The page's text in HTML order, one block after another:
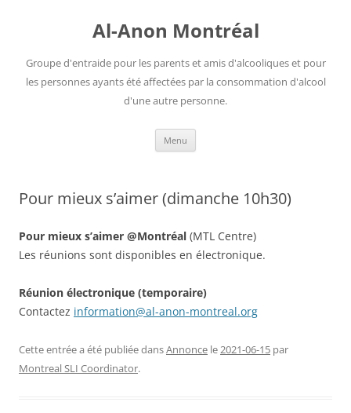
Al-Anon Montréal
Groupe d'entraide pour les parents et amis d'alcooliques et pour
les personnes ayants été affectées par la consommation d'alcool
d'une autre personne.
Menu
Pour mieux s’aimer (dimanche 10h30)
Pour mieux s’aimer @Montréal (MTL Centre)
Les réunions sont disponibles en électronique.
Réunion électronique (temporaire)
Contactez information@al-anon-montreal.org
Cette entrée a été publiée dansAnnonce le2021-06-15 par
Montreal SLI Coordinator.